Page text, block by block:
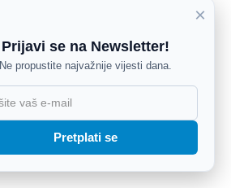
×
Prijavi se na Newsletter!
Ne propustite najvažnije vijesti dana.
Pretplati se